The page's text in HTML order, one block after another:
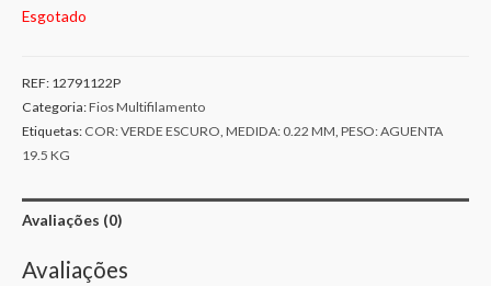
Esgotado
REF: 12791122P
Categoria:Fios Multifilamento
Etiquetas: COR: VERDE ESCURO MEDIDA: 0.22 MM PESO: AGUENTA
19.5 KG
Avaliações (0)
Avaliações